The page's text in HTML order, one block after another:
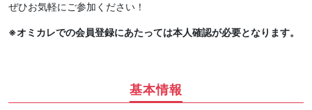
ぜひお気軽にご参加ください！
※オミカレでの会員登録にあたっては本人確認が必要となります。
基本情報